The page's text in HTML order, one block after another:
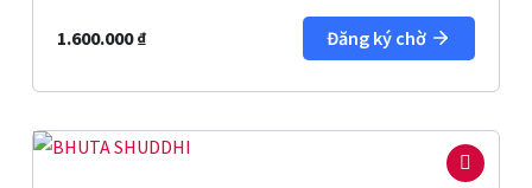
1.600.000₫ Đăng ký chờ